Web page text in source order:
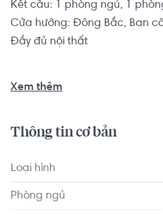
Kết cấu: 1 phòng ngủ, 1
Cửa hướng: Đông Bắc, Ban
Đầy đủ nội thất
tiện di chuyển với đầy đủ các
Practice, Nha Khoa An Nhien...
Xem thêm
Thông tin cơ bản
Loại hình
Phòng ngủ